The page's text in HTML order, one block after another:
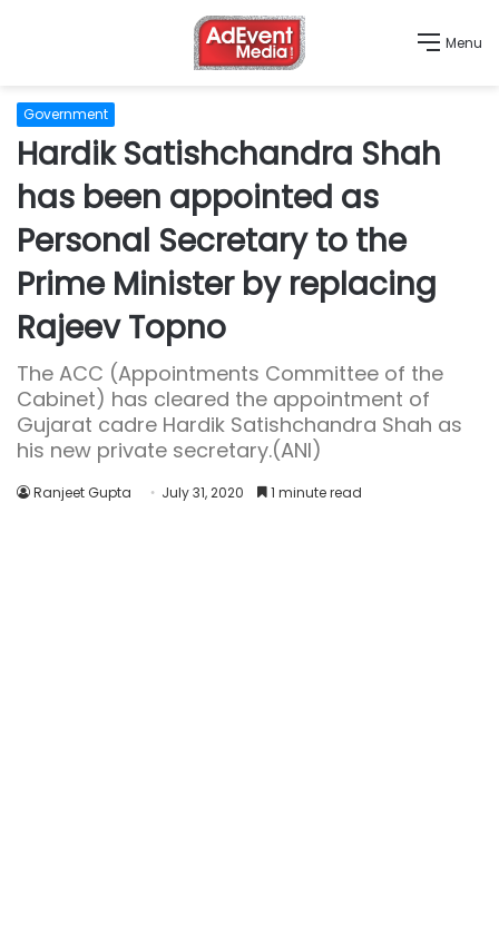
Menu
Government
Hardik Satishchandra Shah
has been appointed as
Personal Secretary to the
Prime Minister by replacing
Rajeev Topno
The ACC (Appointments Committee of the
Cabinet) has cleared the appointment of
Gujarat cadre Hardik Satishchandra Shah as
his new private secretary.(ANI)
Ranjeet Gupta July 31, 2020 1 minute read